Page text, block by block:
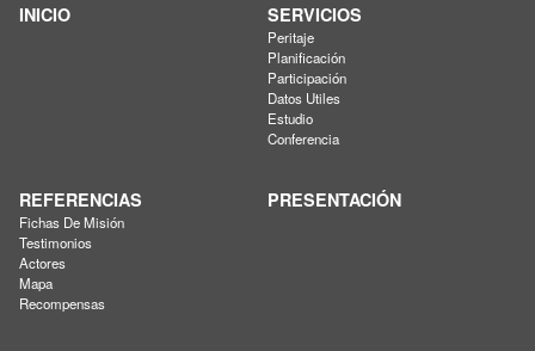
INICIO SERVICIOS
Peritaje
Planificación
Participación
Datos Utiles
Estudio
Conferencia
REFERENCIAS
Fichas De Misión
Testimonios
Actores
Mapa
Recompensas
PRESENTACIÓN